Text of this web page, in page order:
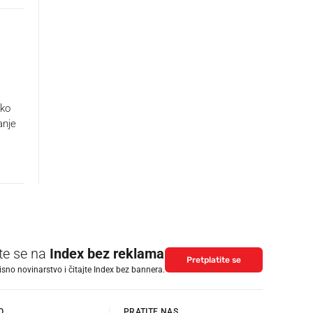
se na Index bez reklama
novinarstvo i čitajte Index bez bannera.
Pretplatite se